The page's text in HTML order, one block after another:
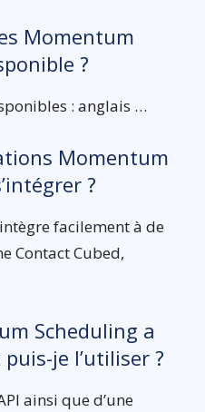
Momentum
?
: anglais …
Momentum
?
facilement à de
Contact Cubed,
Scheduling a
je l’utiliser ?
ainsi que d’une